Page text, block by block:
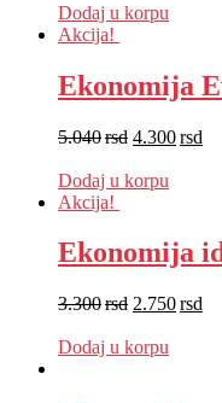
Dodaj u korpu
Akcija!
Ekonomija
5.040rsd 4.300rsd
Dodaj u korpu
Akcija!
Ekonomija
3.300rsd 2.750rsd
Dodaj u korpu